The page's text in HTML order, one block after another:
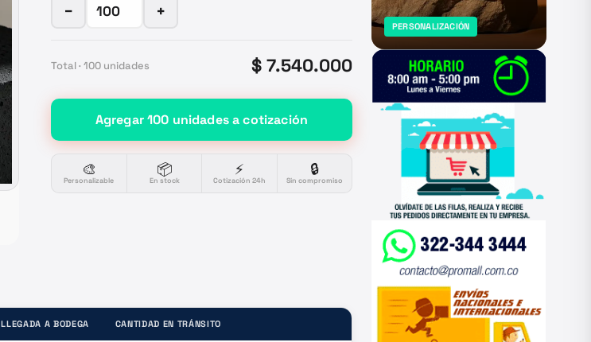
− +
Total · 100 unidades $ 7.540.000
Agregar100 unidadesa cotización
🎨
Personalizable
📦
En stock
⚡
Cotización 24h
🔒
Sin compromiso
LLEGADA A BODEGA CANTIDAD EN TRÁNSITO ESTADO
PERSONALIZACIÓN